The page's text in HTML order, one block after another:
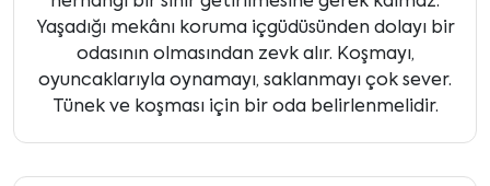
Yaşadığı mekânı koruma içgüdüsünden dolayı bir
odasının olmasından zevk alır. Koşmayı,
oyuncaklarıyla oynamayı, saklanmayı çok sever.
Tünek ve koşması için bir oda belirlenmelidir.